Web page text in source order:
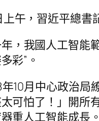
午，習近平總書
，我國人工智能
彩”。
10月中心政治局
可怕了！」開所
重人工智能成長。